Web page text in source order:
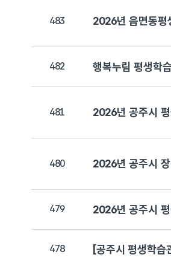
483 2026년 읍면동평
482 행복누림 평생학
481 2026년 공주시
480 2026년 공주시 장
479 2026년 공주시
478 [공주시 평생학습